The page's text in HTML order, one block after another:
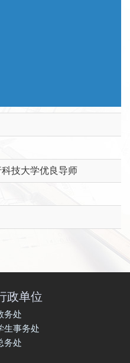
技大学优良导师
政单位
务处
生事务处
务处